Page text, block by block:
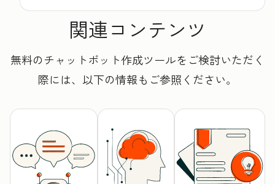
関連コンテンツ
無料のチャットボット作成ツールをご検討いただく
際には、以下の情報もご参照ください。